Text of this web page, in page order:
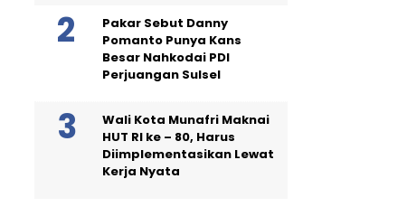
Pakar Sebut Danny
Pomanto Punya Kans
Besar Nahkodai PDI
Perjuangan Sulsel
Wali Kota Munafri Maknai
HUT RI ke – 80, Harus
Diimplementasikan Lewat
Kerja Nyata